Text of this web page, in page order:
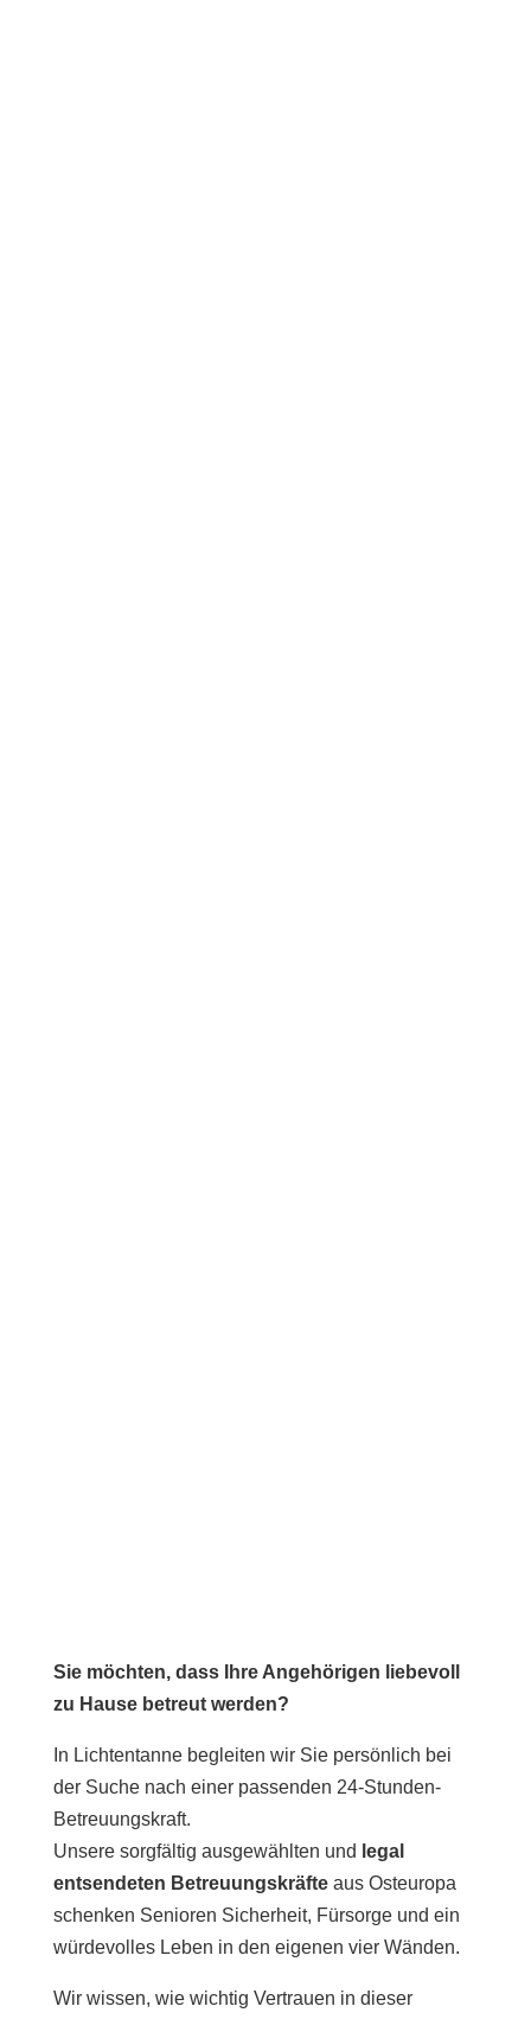
Sie möchten, dass Ihre Angehörigen liebevoll
zu Hause betreut werden?
In Lichtentanne begleiten wir Sie persönlich bei
der Suche nach einer passenden 24-Stunden-
Betreuungskraft.
Unsere sorgfältig ausgewählten und legal
entsendeten Betreuungskräfteaus Osteuropa
schenken Senioren Sicherheit, Fürsorge und ein
würdevolles Leben in den eigenen vier Wänden.
Wir wissen, wie wichtig Vertrauen in dieser